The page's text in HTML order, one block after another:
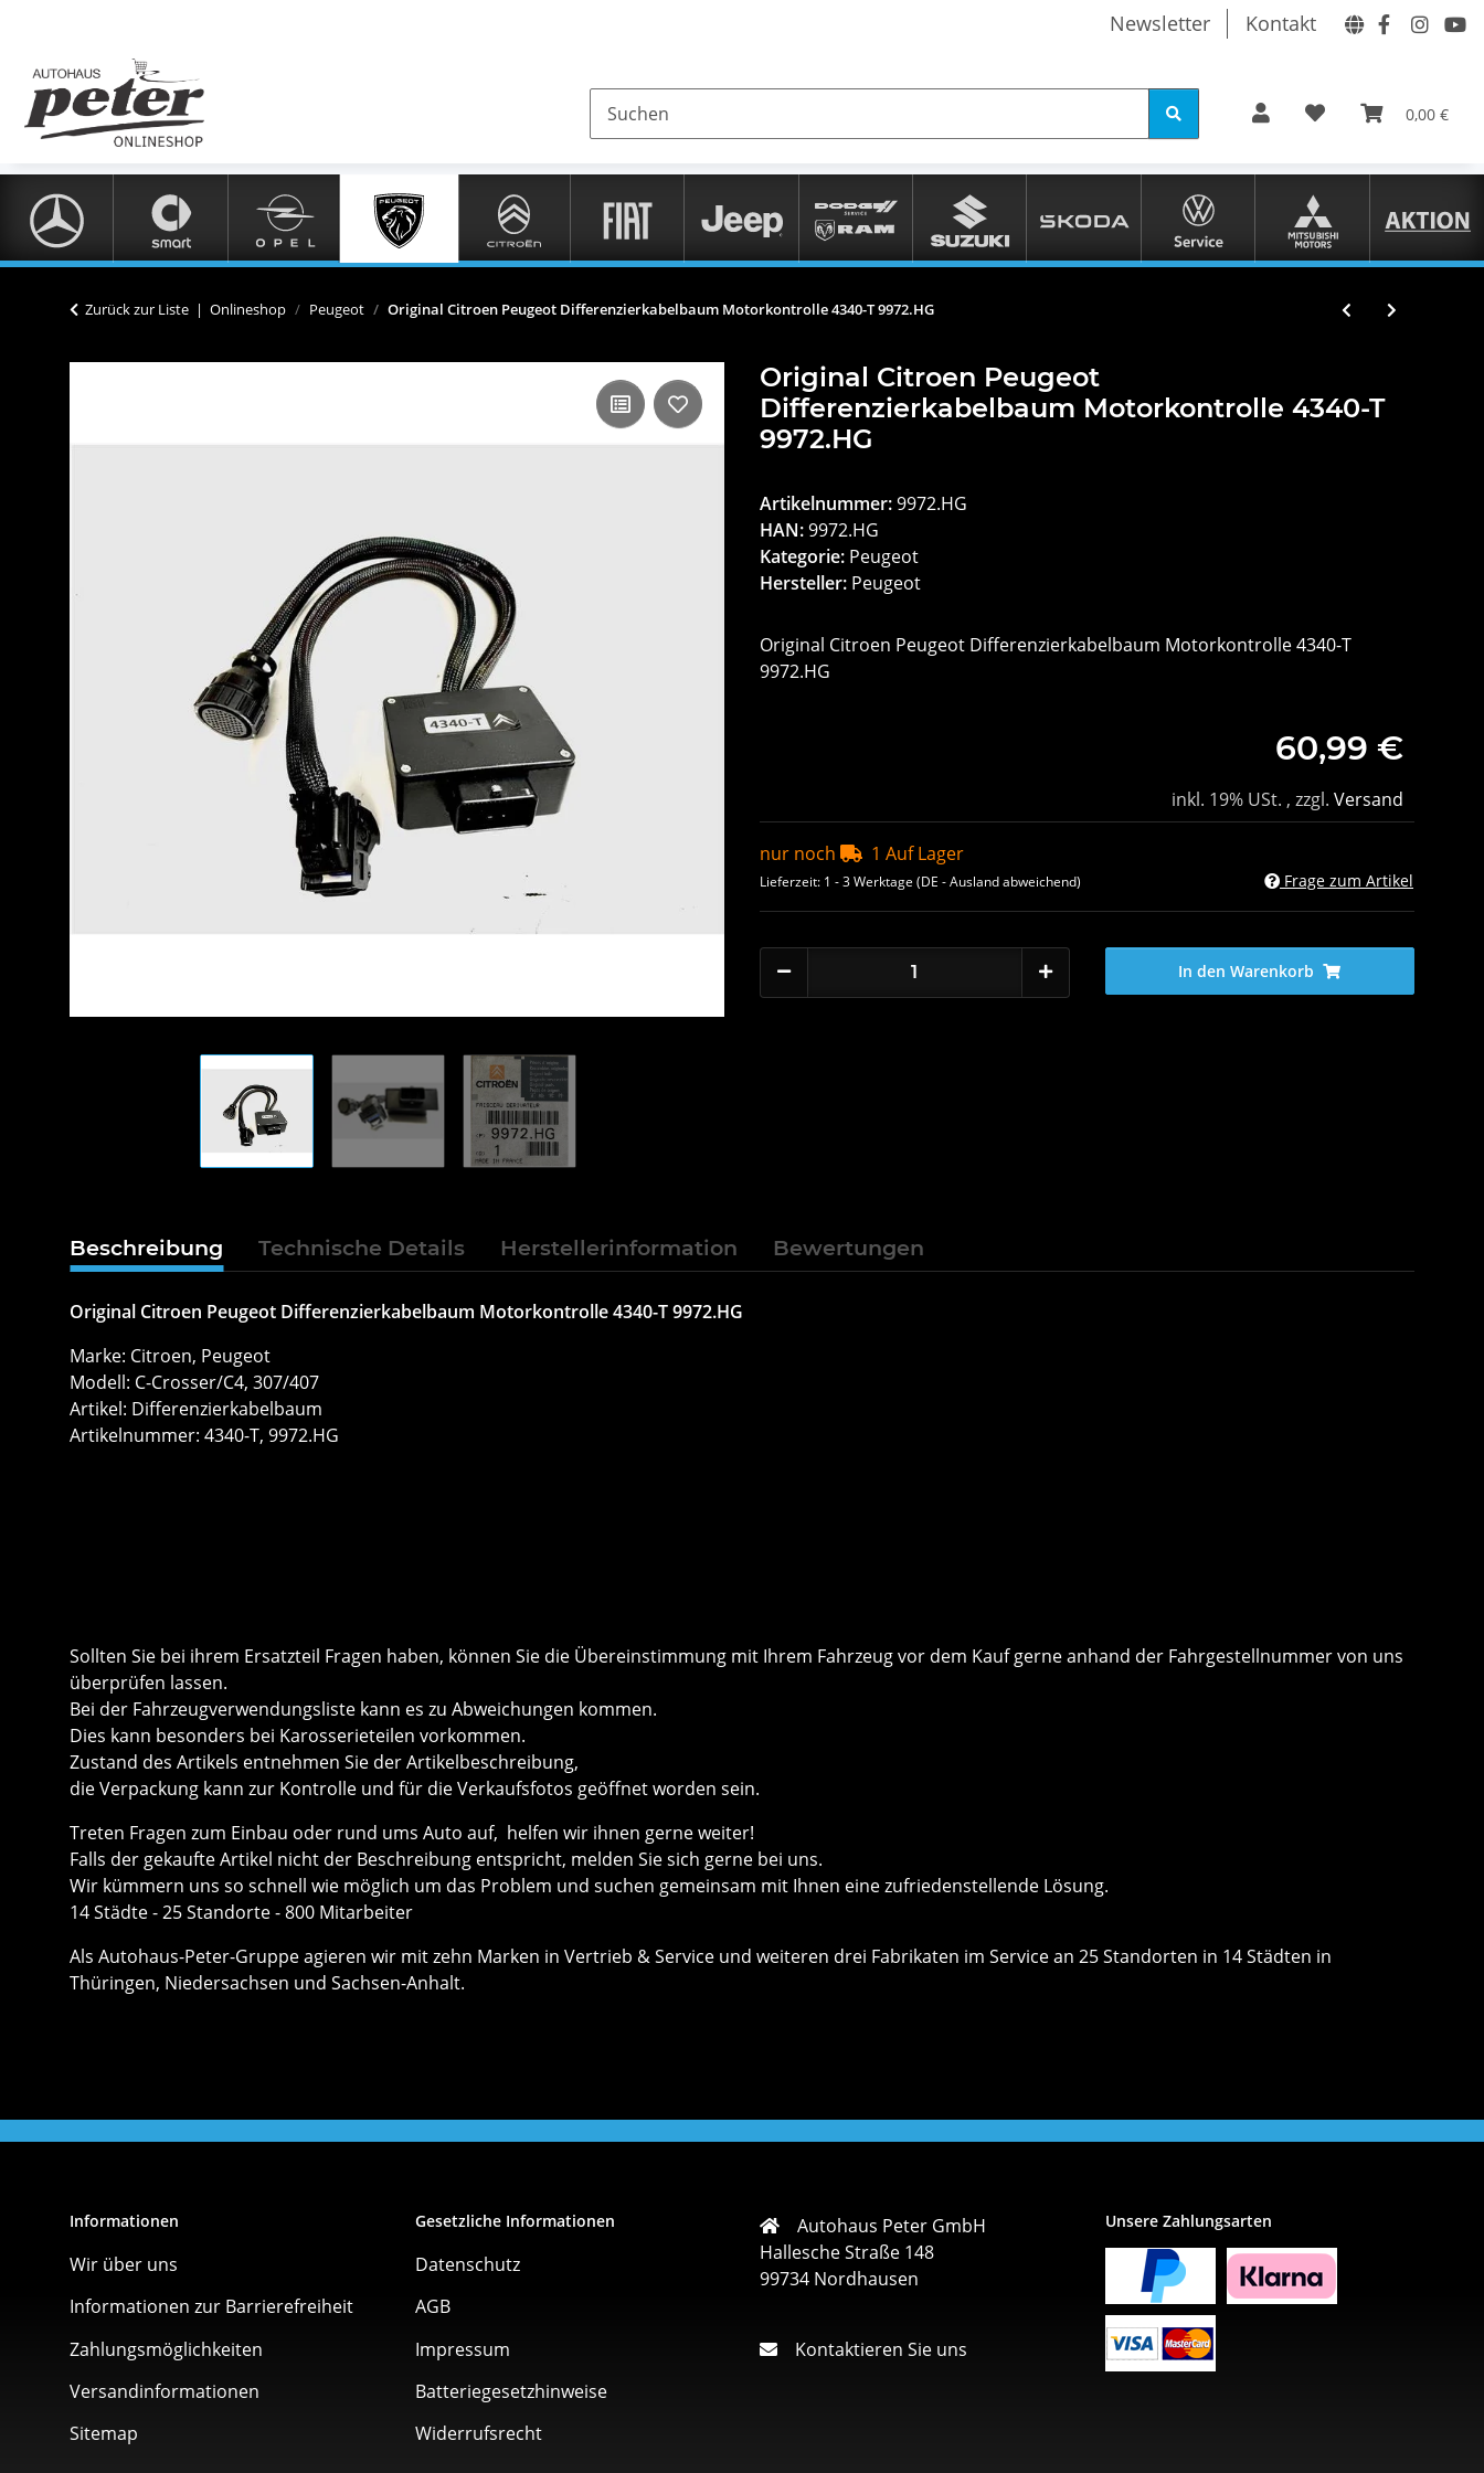
Newsletter Kontakt
0,00 €
Zurück zur Liste Onlineshop Peugeot Original Citroen Peugeot Differenzierkabelbaum Motorkontrolle 4340-T 9972.HG
Original Citroen Peugeot
Differenzierkabelbaum Motorkontrolle 4340-T
9972.HG
Artikelnummer:9972.HG
HAN:9972.HG
Kategorie: Peugeot
Hersteller: Peugeot
Original Citroen Peugeot Differenzierkabelbaum Motorkontrolle 4340-T
9972.HG
60,99 €
inkl. 19% USt. , zzgl. Versand
nur noch 1 Auf Lager
Lieferzeit: 1 - 3 Werktage (DE - Ausland abweichend) Frage zum Artikel
In den Warenkorb
Beschreibung Technische Details Herstellerinformation Bewertungen
Original Citroen Peugeot Differenzierkabelbaum Motorkontrolle 4340-T 9972.HG
Marke: Citroen, Peugeot
Modell: C-Crosser/C4, 307/407
Artikel: Differenzierkabelbaum
Artikelnummer: 4340-T, 9972.HG
Sollten Sie bei ihrem Ersatzteil Fragen haben, können Sie die Übereinstimmung mit Ihrem Fahrzeug vor dem Kauf gerne anhand der Fahrgestellnummer von uns
überprüfen lassen.
Bei der Fahrzeugverwendungsliste kann es zu Abweichungen kommen.
Dies kann besonders bei Karosserieteilen vorkommen.
Zustand des Artikels entnehmen Sie der Artikelbeschreibung,
die Verpackung kann zur Kontrolle und für die Verkaufsfotos geöffnet worden sein.
Treten Fragen zum Einbau oder rund ums Auto auf, helfen wir ihnen gerne weiter!
Falls der gekaufte Artikel nicht der Beschreibung entspricht, melden Sie sich gerne bei uns.
Wir kümmern uns so schnell wie möglich um das Problem und suchen gemeinsam mit Ihnen eine zufriedenstellende Lösung.
14 Städte - 25 Standorte - 800 Mitarbeiter
Als Autohaus-Peter-Gruppe agieren wir mit zehn Marken in Vertrieb & Service und weiteren drei Fabrikaten im Service an 25 Standorten in 14 Städten in
Thüringen, Niedersachsen und Sachsen-Anhalt.
Informationen
Wir über uns
Informationen zur Barrierefreiheit
Zahlungsmöglichkeiten
Versandinformationen
Sitemap
Gesetzliche Informationen
Datenschutz
AGB
Impressum
Batteriegesetzhinweise
Widerrufsrecht
Autohaus Peter GmbH
Hallesche Straße 148
99734 Nordhausen
Kontaktieren Sie uns
Unsere Zahlungsarten